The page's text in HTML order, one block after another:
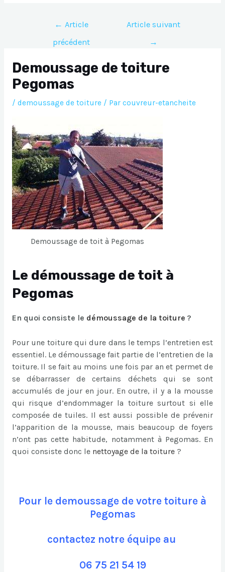
Navigation
l’article
← Article
précédent
Article suivant
→
Demoussage de toiture
Pegomas
/ demoussage de toiture/ Par couvreur-etancheite
Demoussage de toit à Pegomas
Le démoussage de toit à
Pegomas
En quoi consiste le démoussage de la toiture ?
Pour une toiture qui dure dans le temps l’entretien est
essentiel. Le démoussage fait partie de l’entretien de la
toiture. Il se fait au moins une fois par an et permet de
se débarrasser de certains déchets qui se sont
accumulés de jour en jour. En outre, il y a la mousse
qui risque d’endommager la toiture surtout si elle
composée de tuiles. Il est aussi possible de prévenir
l’apparition de la mousse, mais beaucoup de foyers
n’ont pas cette habitude, notamment à Pegomas. En
quoi consiste donc le nettoyage de la toiture ?
Pour le demoussage de votre toiture à
Pegomas
contactez notre équipe au
06 75 21 54 19